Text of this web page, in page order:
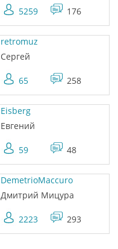
5259 176
retromuz
Сергей
65 258
Eisberg
Евгений
59 48
DemetrioMaccuro
Дмитрий Мицура
2223 293